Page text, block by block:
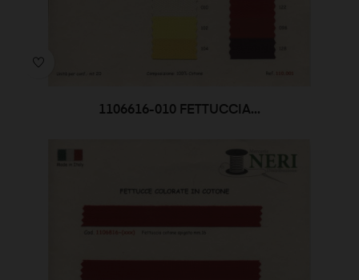
1106616-010 FETTUCCIA...